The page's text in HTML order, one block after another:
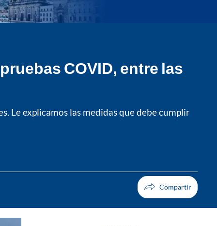
COVID, entre las
Le explicamos las medidas que debe cumplir